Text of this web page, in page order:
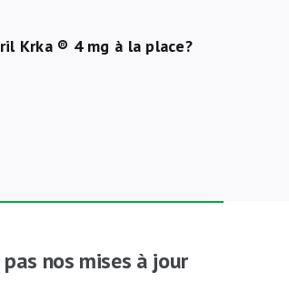
Krka ® 4 mg à la place?
nos mises à jour